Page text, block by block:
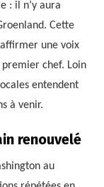
: il n’y aura
Cette
une voix
chef. Loin
entendent
à venir.
renouvelé
au